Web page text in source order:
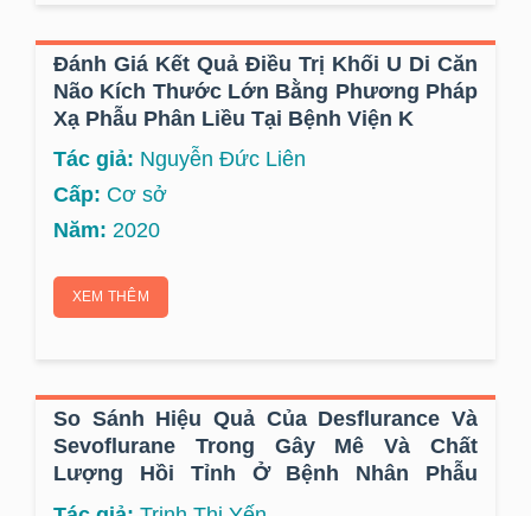
Đánh Giá Kết Quả Điều Trị Khối U Di Căn
Não Kích Thước Lớn Bằng Phương Pháp
Xạ Phẫu Phân Liều Tại Bệnh Viện K
Tác giả: Nguyễn Đức Liên
Cấp: Cơ sở
Năm: 2020
XEM THÊM
So Sánh Hiệu Quả Của Desflurance Và
Sevoflurane Trong Gây Mê Và Chất
Lượng Hồi Tỉnh Ở Bệnh Nhân Phẫu
Thuật U Não